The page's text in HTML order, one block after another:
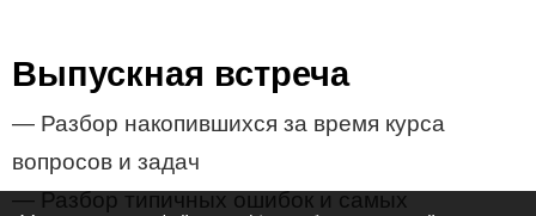
Выпускная встреча
— Разбор накопившихся за время курса
вопросов и задач
— Разбор типичных ошибок и самых